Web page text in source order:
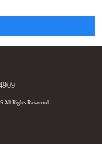
Rights Reserved.